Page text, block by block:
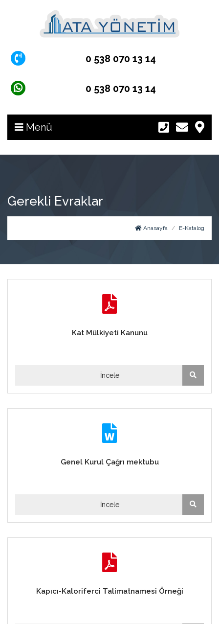
0 538 070 13 14
0 538 070 13 14
Menü
Gerekli Evraklar
Anasayfa E-Katalog
Kat Mülkiyeti Kanunu
İncele
Genel Kurul Çağrı mektubu
İncele
Kapıcı-Kaloriferci Talimatnamesi Örneği